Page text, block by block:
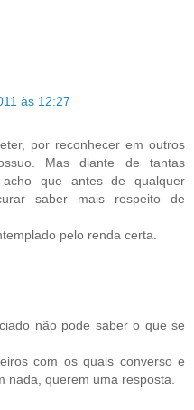
às 12:27
por reconhecer em outros
Mas diante de tantas
que antes de qualquer
saber mais respeito de
pelo renda certa.
não pode saber o que se
com os quais converso e
nada, querem uma resposta.